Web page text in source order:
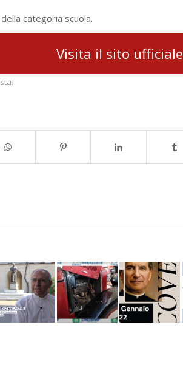
categoria scuola.
Visita il sito ufficiale